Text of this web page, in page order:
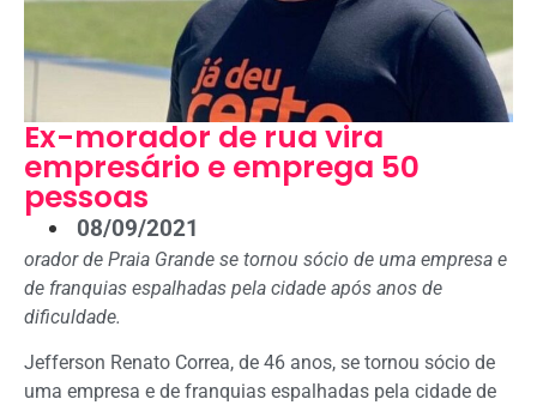
Ex-morador de rua vira
empresário e emprega 50
pessoas
08/09/2021
orador de Praia Grande se tornou sócio de uma empresa e
de franquias espalhadas pela cidade após anos de
dificuldade.
Jefferson Renato Correa, de 46 anos, se tornou sócio de
uma empresa e de franquias espalhadas pela cidade de